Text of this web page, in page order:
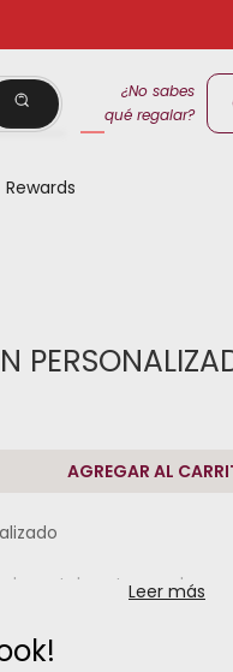
¿No sabes
qué regalar?
Rewards
AGREGAR AL
en tela estampada con
diametro de 32
Leer más